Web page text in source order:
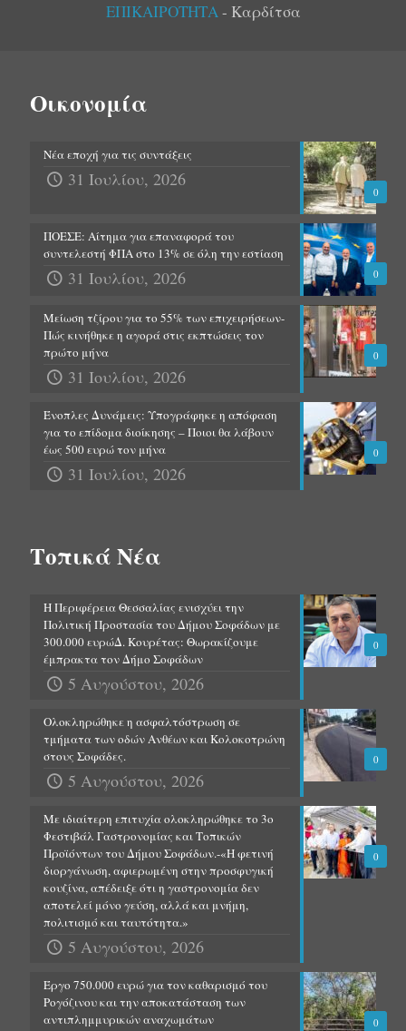
ΕΠΙΚΑΙΡΟΤΗΤΑ- Καρδίτσα
Οικονομία
0
Νέα εποχή για τις συντάξεις
31 Ιουλίου, 2026
0
ΠΟΕΣΕ: Αίτημα για επαναφορά του
συντελεστή ΦΠΑ στο 13% σε όλη την εστίαση
31 Ιουλίου, 2026
0
Μείωση τζίρου για το 55% των επιχειρήσεων-
Πώς κινήθηκε η αγορά στις εκπτώσεις τον
πρώτο μήνα
31 Ιουλίου, 2026
0
Ένοπλες Δυνάμεις: Υπογράφηκε η απόφαση
για το επίδομα διοίκησης – Ποιοι θα λάβουν
έως 500 ευρώ τον μήνα
31 Ιουλίου, 2026
Τοπικά Νέα
0
Η Περιφέρεια Θεσσαλίας ενισχύει την
Πολιτική Προστασία του Δήμου Σοφάδων με
300.000 ευρώΔ. Κουρέτας: Θωρακίζουμε
έμπρακτα τον Δήμο Σοφάδων
5 Αυγούστου, 2026
0
Ολοκληρώθηκε η ασφαλτόστρωση σε
τμήματα των οδών Ανθέων και Κολοκοτρώνη
στους Σοφάδες.
5 Αυγούστου, 2026
0
Με ιδιαίτερη επιτυχία ολοκληρώθηκε το 3ο
Φεστιβάλ Γαστρονομίας και Τοπικών
Προϊόντων του Δήμου Σοφάδων.-«Η φετινή
διοργάνωση, αφιερωμένη στην προσφυγική
κουζίνα, απέδειξε ότι η γαστρονομία δεν
αποτελεί μόνο γεύση, αλλά και μνήμη,
πολιτισμό και ταυτότητα.»
5 Αυγούστου, 2026
0
Έργο 750.000 ευρώ για τον καθαρισμό του
Ρογόζινου και την αποκατάσταση των
αντιπλημμυρικών αναχωμάτων